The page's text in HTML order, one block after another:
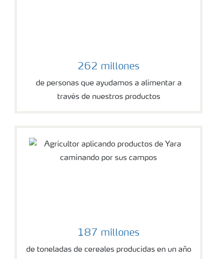
262 millones
de personas que ayudamos a alimentar a
través de nuestros productos
187 millones
de toneladas de cereales producidas en un año